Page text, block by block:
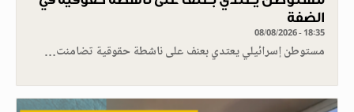
الضفة
08/08/2026 - 18:35
مستوطن إسرائيلي يعتدي بعنف على ناشطة حقوقية تضامنت…